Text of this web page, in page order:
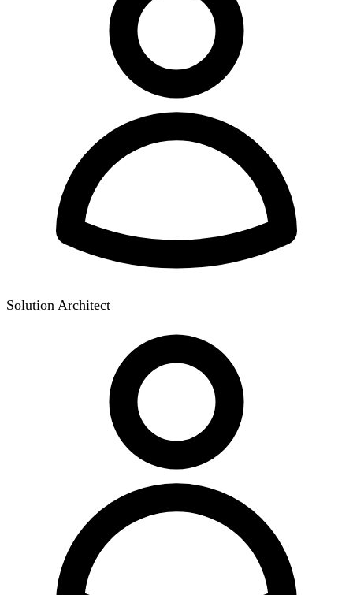
Solution Architect